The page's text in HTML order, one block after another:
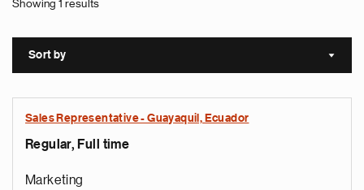
Showing 1 results
Sort by Sort
Sales Representative - Guayaquil, Ecuador
Regular, Full time
Marketing